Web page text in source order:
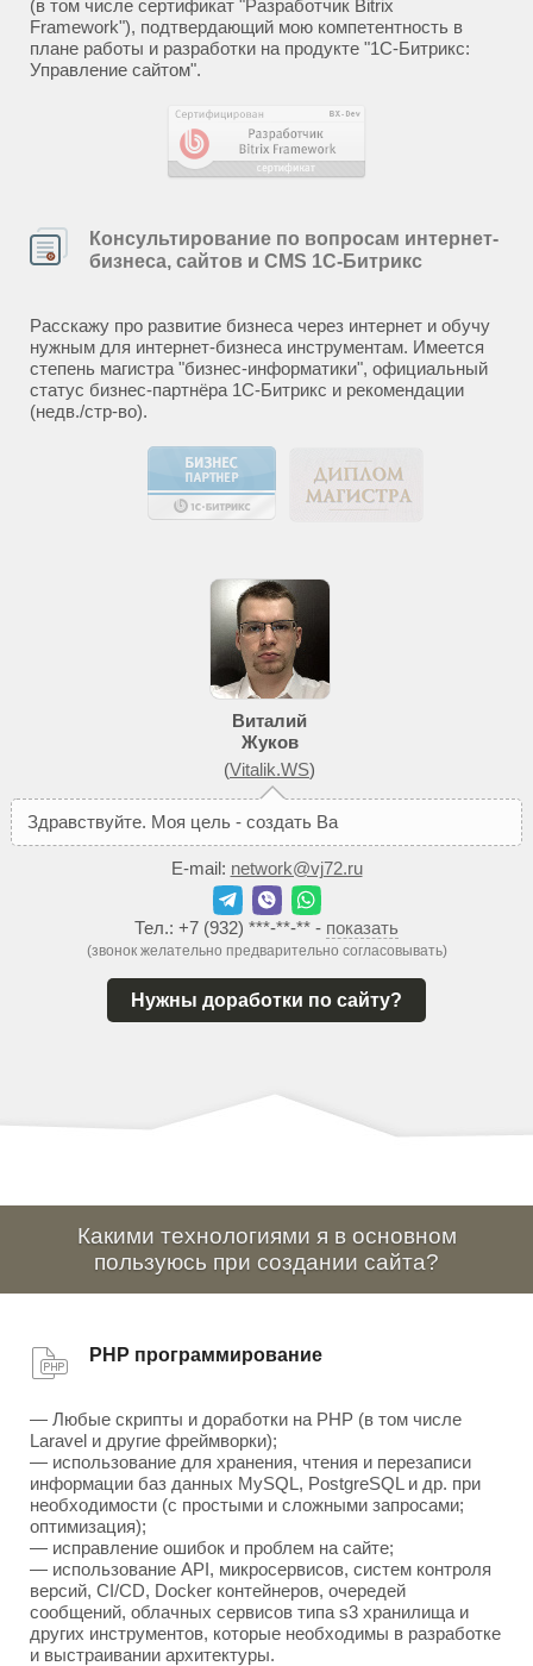
(в том числе сертификат "Разработчик Bitrix
Framework"), подтвердающий мою компетентность в
плане работы и разработки на продукте "1С-Битрикс:
Управление сайтом".
Консультирование по вопросам интернет-
бизнеса, сайтов и CMS 1С-Битрикс
Расскажу про развитие бизнеса через интернет и обучу
нужным для интернет-бизнеса инструментам. Имеется
степень магистра "бизнес-информатики", официальный
статус бизнес-партнёра 1С-Битрикс и рекомендации
(недв./стр-во).
Виталий
Жуков
(Vitalik.WS)
Здравствуйте. Моя цель - создать Вам
E-mail: network@vj72.ru
Тел.: +7 (932) ***-**-** - показать
(звонок желательно предварительно согласовывать)
Нужны доработки по сайту?
Какими технологиями я в основном
пользуюсь при создании сайта?
PHP программирование
— Любые скрипты и доработки на PHP (в том числе
Laravel и другие фреймворки);
— использование для хранения, чтения и перезаписи
информации баз данных MySQL, PostgreSQL и др. при
необходимости (с простыми и сложными запросами;
оптимизация);
— исправление ошибок и проблем на сайте;
— использование API, микросервисов, систем контроля
версий, CI/CD, Docker контейнеров, очередей
сообщений, облачных сервисов типа s3 хранилища и
других инструментов, которые необходимы в разработке
и выстраивании архитектуры.